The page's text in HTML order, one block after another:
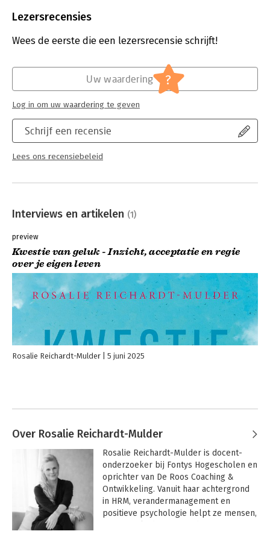
Bestandsformaat:
Uitgever:
Boom
Hoofdrubriek: Persoonlijke effectiviteit
Lezersrecensies
Wees de eerste die een lezersrecensie schrijft!
Schrijf een recensie
Lees ons recensiebeleid
Uw waardering ?
Log in om uw waardering te geven
Interviews en artikelen (1)
preview
Kwestie van geluk - Inzicht, acceptatie en regie
over je eigen leven
Rosalie Reichardt-Mulder 5 juni 2025
Over Rosalie Reichardt-Mulder
Rosalie Reichardt-Mulder is docent-
onderzoeker bij Fontys Hogescholen en
oprichter van De Roos Coaching &
Ontwikkeling. Vanuit haar achtergrond
in HRM, verandermanagement en
positieve psychologie helpt ze mensen,